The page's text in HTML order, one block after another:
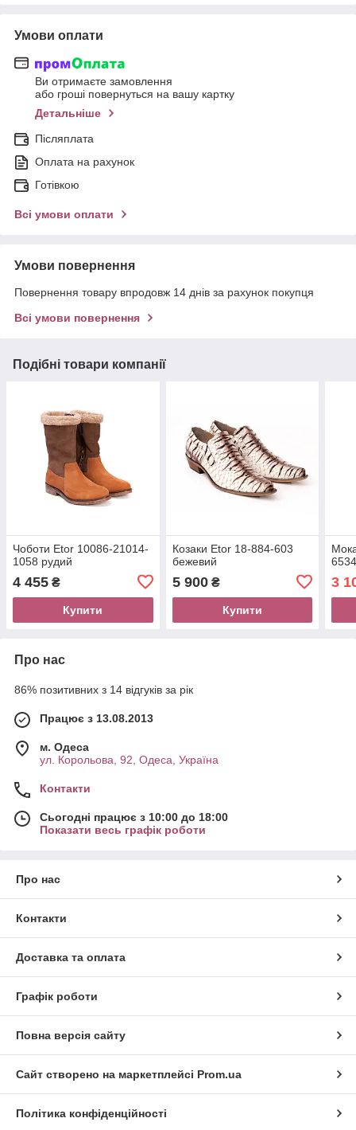
Умови оплати
Ви отримаєте замовлення
або гроші повернуться на вашу картку
Детальніше
Післяплата
Оплата на рахунок
Готівкою
Всі умови оплати
Умови повернення
Повернення товару впродовж 14 днів за рахунок покупця
Всі умови повернення
Подібні товари компанії
Чоботи Etor 10086-21014-
1058 рудий
4 455 ₴
Купити
Козаки Etor 18-884-603
бежевий
5 900₴
Купити
3
Про нас
86% позитивних з 14 відгуків за рік
Працює з 13.08.2013
м. Одеса
ул. Корольова, 92, Одеса, Україна
Контакти
Сьогодні працює з 10:00 до 18:00
Показати весь графік роботи
Про нас
Контакти
Доставка та оплата
Графік роботи
Повна версія сайту
Сайт створено на маркетплейсі Prom.ua
Політика конфіденційності